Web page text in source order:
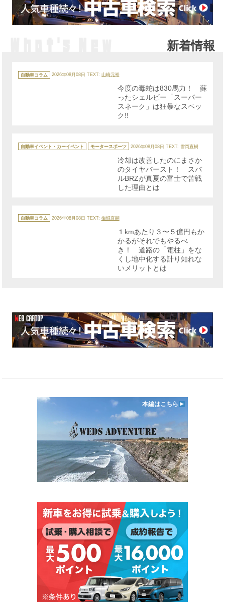
新着情報
テ
ゴ
自動車コラム 2026年08月08日 TEXT: 山崎元裕
今度の毒蛇は830馬力！ 蘇
ったシェルビー「スーパー
スネーク」は狂暴なスペッ
ク!!
テ
ゴ
自動車イベント・カーイベント モータースポーツ 2026年08月08日 TEXT: 雪岡直樹
冷却は改善したのにまさか
のタイヤバースト！ スバ
ルBRZが真夏の富士で苦戦
した理由とは
テ
ゴ
自動車コラム 2026年08月08日 TEXT: 御堀直嗣
１kmあたり３〜５億円もか
かるがそれでもやるべ
き！ 道路の「電柱」をな
くし地中化する計り知れな
いメリットとは
本編はこちら